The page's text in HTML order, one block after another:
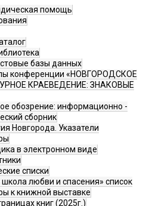
помощь
базы данных
конференции «НОВГОРОДСКОЕ
КРАЕВЕДЕНИЕ: ЗНАКОВЫЕ
обозрение: информационно -
сборник
Новгорода. Указатели
в электронном виде
списки
любви и спасения» список
к книжной выставке
книг (2025г.)